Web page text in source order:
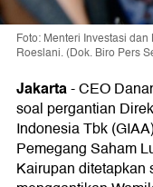
Foto: Menteri Investasi
Roeslani. (Dok. Biro Pers
Jakarta-CEO
soal pergantian
Indonesia Tbk
Pemegang Saham
Kairupan ditetapkan